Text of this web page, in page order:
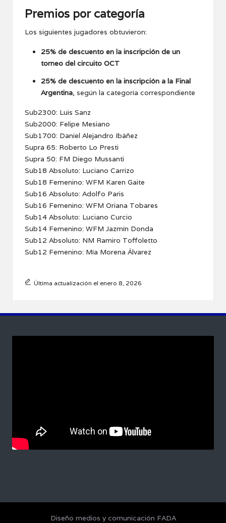
Premios por categoría
Los siguientes jugadores obtuvieron:
25% de descuento en la inscripción de un
torneo del circuito OCT
25% de descuento en la inscripción a la Final
Argentina, según la categoría correspondiente
Sub2300: Luis Sanz
Sub2000: Felipe Mesiano
Sub1700: Daniel Alejandro Ibáñez
Supra 65: Roberto Lo Presti
Supra 50: FM Diego Mussanti
Sub18 Absoluto: Luciano Carrizo
Sub18 Femenino: WFM Karen Gaite
Sub16 Absoluto: Adolfo Paris
Sub16 Femenino: WFM Oriana Tobares
Sub14 Absoluto: Luciano Curcio
Sub14 Femenino: WFM Jazmín Donda
Sub12 Absoluto: NM Ramiro Toffoletto
Sub12 Femenino: Mía Morena Álvarez
Última actualización el enero 8, 2026
Diseño medios y comunicación FADA